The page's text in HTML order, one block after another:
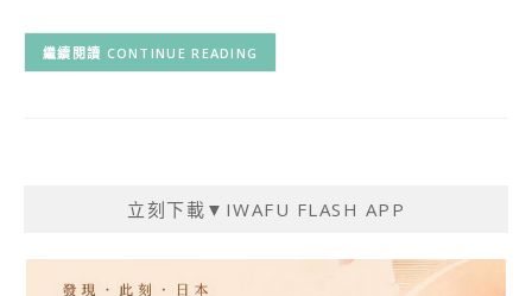
CONTINUE READING
立刻下載▼IWAFU FLASH APP